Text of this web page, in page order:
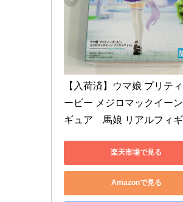
【入荷済】ウマ娘 プリテ
ービー メジロマックイー
ギュア　馬娘 リアルフィ
楽天市場で見る
Amazonで見る